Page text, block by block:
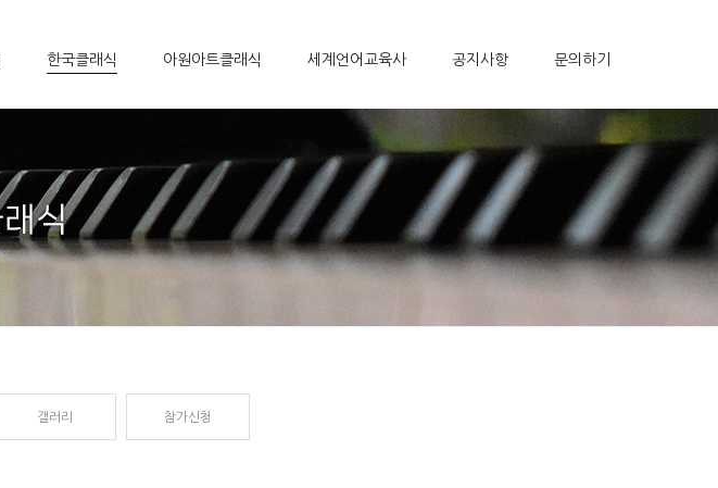
한국클래식 아원아트클래식 세계언어교육사 공지사항 문의하기
갤러리 참가신청